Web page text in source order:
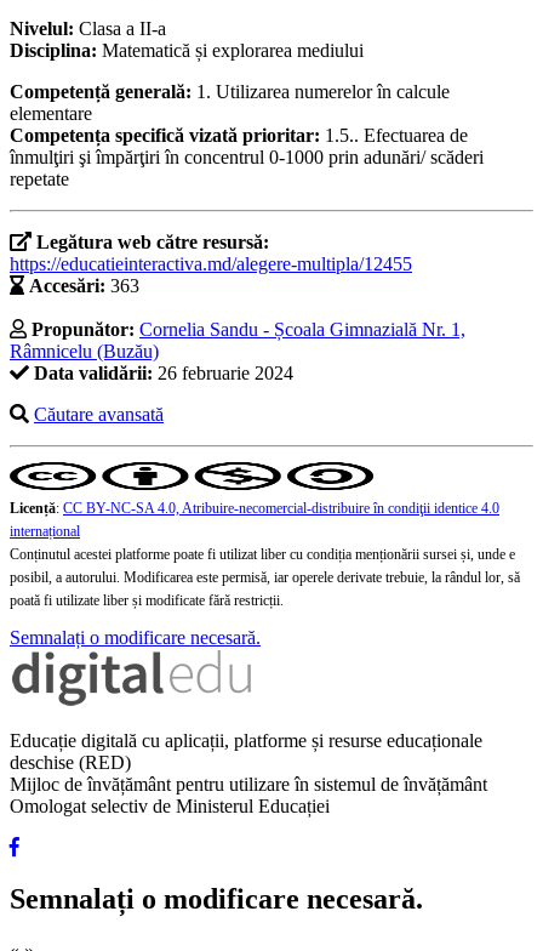
Nivelul: Clasa a II-a
Disciplina: Matematică și explorarea mediului
Competență generală: 1. Utilizarea numerelor în calcule
elementare
Competența specifică vizată prioritar: 1.5.. Efectuarea de
înmulţiri şi împărţiri în concentrul 0-1000 prin adunări/ scăderi
repetate
Legătura web către resursă:
https://educatieinteractiva.md/alegere-multipla/12455
Accesări: 363
Propunător: Cornelia Sandu - Școala Gimnazială Nr. 1,
Râmnicelu (Buzău)
Data validării: 26 februarie 2024
Căutare avansată
Licență: CC BY-NC-SA 4.0, Atribuire-necomercial-distribuire în condiţii identice 4.0
internațional
Conținutul acestei platforme poate fi utilizat liber cu condiția menționării sursei și, unde e
posibil, a autorului. Modificarea este permisă, iar operele derivate trebuie, la rândul lor, să
poată fi utilizate liber și modificate fără restricții.
Semnalați o modificare necesară.
Educație digitală cu aplicații, platforme și resurse educaționale
deschise (RED)
Mijloc de învățământ pentru utilizare în sistemul de învățământ
Omologat selectiv de Ministerul Educației
Semnalați o modificare necesară.